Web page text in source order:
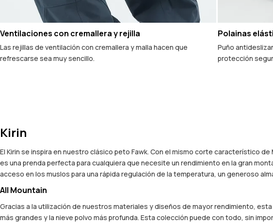
Ventilaciones con cremallera y rejilla
Las rejillas de ventilación con cremallera y malla hacen que
refrescarse sea muy sencillo.
Polainas
Puño
protección
Kirin
El Kirin se inspira en nuestro clásico peto Fawk. Con el mismo corte característico
es una prenda perfecta para cualquiera que necesite un rendimiento en la gran
acceso en los muslos para una rápida regulación de la temperatura, un generoso
All Mountain
Gracias a la utilización de nuestros materiales y diseños de mayor rendimiento,
más grandes y la nieve polvo más profunda. Esta colección puede con todo, sin